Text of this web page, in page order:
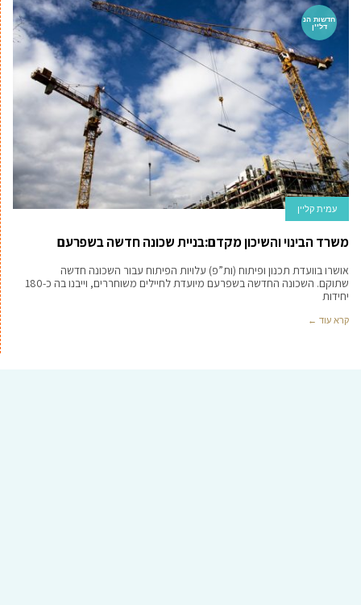
חדשות הנ
דל''ן
עמית קליין
משרד הבינוי והשיכון מקדם:בניית שכונה חדשה בשפרעם
אושרו בוועדת תכנון ופיתוח (ות”פ) עלויות הפיתוח עבור השכונה חדשה
שתוקם. השכונה החדשה בשפרעם מיועדת לחיילים משוחררים, וייבנו בה כ-180
יחידות
קרא עוד ←